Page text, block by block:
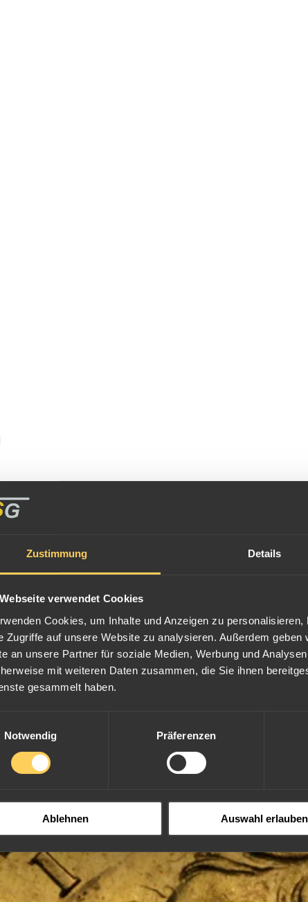
Zustimmung Details
verwendet Cookies
Cookies, um Inhalte und Anzeigen zu
Zugriffe auf unsere Website zu analysieren. Außerdem
an unsere Partner für soziale Medien, Werbung und
mit weiteren Daten zusammen, die Sie ihnen
gesammelt haben.
Notwendig
Präferenzen
Ablehnen Auswahl erlauben
auf italienischen Goldmünzen abgebildet.
diesem Zeitraum wurde er als König von Sardinien-Piemont
an, in welcher Vittorio Emanuele der erste König Italiens
1878), sowie50 Lire(1864) oder100 Lire(1864-1878).